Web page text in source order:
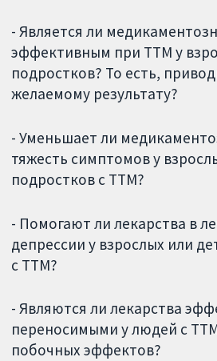
- Является ли
эффективным при ТТМ у
подростков? То есть,
желаемому результату?
- Уменьшает ли
тяжесть симптомов у
подростков с ТТМ?
- Помогают ли лекарства в
депрессии у взрослых или
с ТТМ?
- Являются ли лекарства
переносимыми у людей с
побочных эффектов?